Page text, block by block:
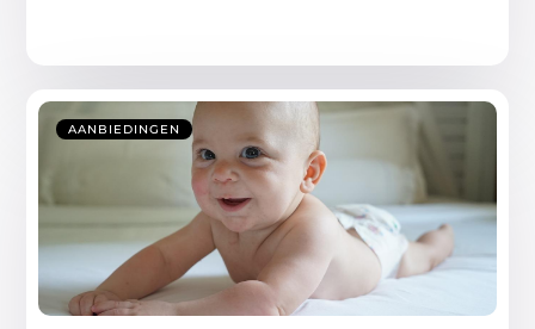
AANBIEDINGEN